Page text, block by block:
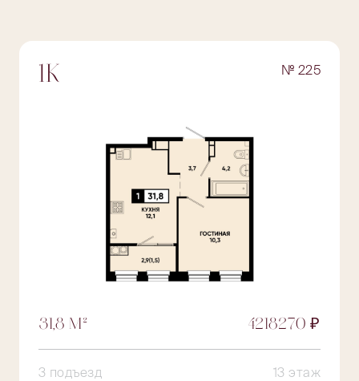
1К № 225
31,8 М² 4218270 ₽
3 подъезд 13 этаж